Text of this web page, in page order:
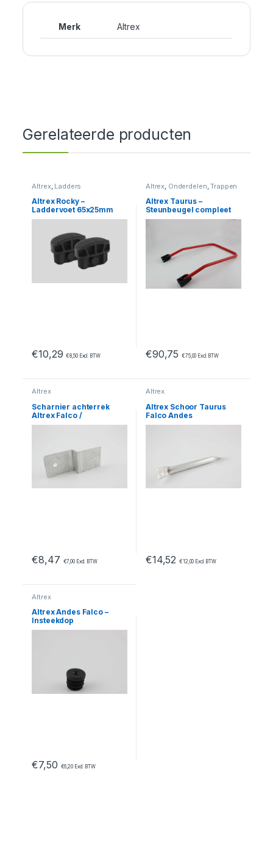
Merk Altrex
Gerelateerde producten
Altrex, Ladders
Altrex Rocky –
Laddervoet 65x25mm
€10,29 €8,50Excl. BTW
Altrex, Onderdelen,Trappen
Altrex Taurus –
Steunbeugel compleet
€90,75 €75,00 Excl. BTW
Altrex
Scharnier achterrek
Altrex Falco /
Andes_103168
€8,47 €7,00Excl. BTW
Altrex
Altrex Schoor Taurus
Falco Andes
€14,52 €12,00 Excl. BTW
Altrex
Altrex Andes Falco –
Insteekdop
€7,50 €6,20Excl. BTW